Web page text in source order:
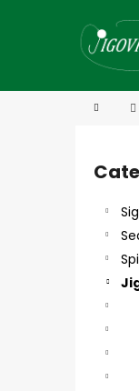
Home
Skip
Back
Back